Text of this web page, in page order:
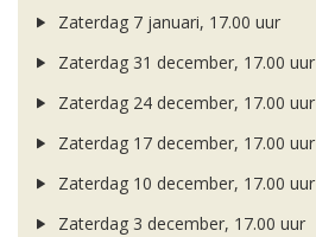
Zaterdag 7 januari, 17.00 uur
Zaterdag 31 december, 17.00 uur
Zaterdag 24 december, 17.00 uur
Zaterdag 17 december, 17.00 uur
Zaterdag 10 december, 17.00 uur
Zaterdag 3 december, 17.00 uur